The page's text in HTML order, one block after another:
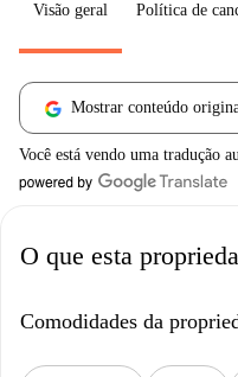
Visão geral Política de
Mostrar conteúdo
Você está vendo uma tradução
O que esta
Comodidades da